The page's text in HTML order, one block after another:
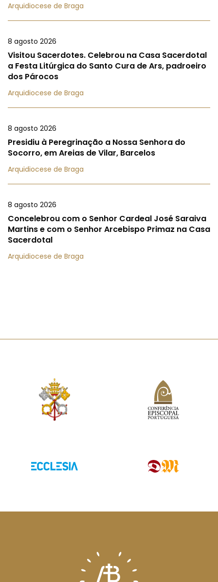
Arquidiocese de Braga
8 agosto 2026
Visitou Sacerdotes. Celebrou na Casa Sacerdotal
a Festa Litúrgica do Santo Cura de Ars, padroeiro
dos Párocos
Arquidiocese de Braga
8 agosto 2026
Presidiu à Peregrinação a Nossa Senhora do
Socorro, em Areias de Vilar, Barcelos
Arquidiocese de Braga
8 agosto 2026
Concelebrou com o Senhor Cardeal José Saraiva
Martins e com o Senhor Arcebispo Primaz na Casa
Sacerdotal
Arquidiocese de Braga